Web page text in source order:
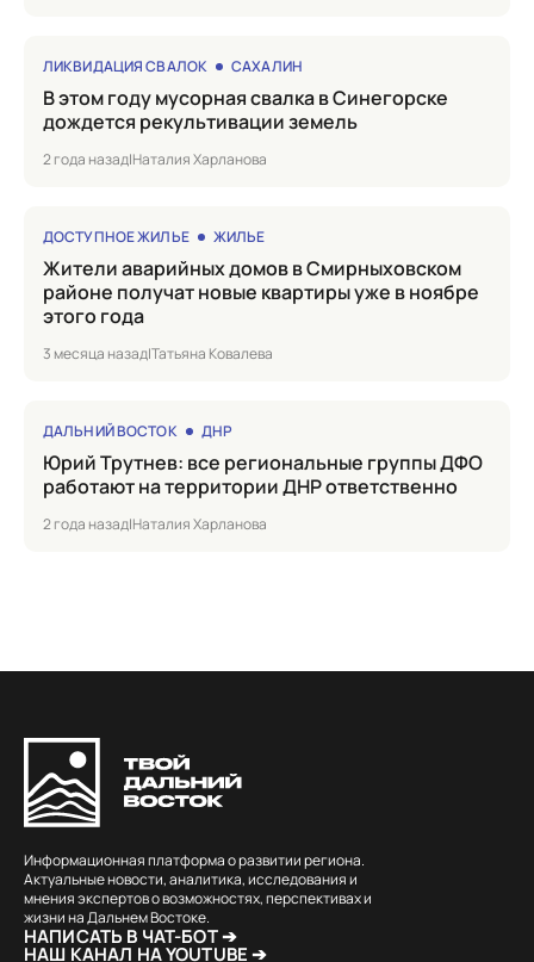
ЛИКВИДАЦИЯ СВАЛОК САХАЛИН
в этом году мусорная свалка в Синегорске
дождется рекультивации земель
2 года назад|Наталия Харланова
ДОСТУПНОЕ ЖИЛЬЕ ЖИЛЬЕ
Жители аварийных домов в Смирныховском
районе получат новые квартиры уже в ноябре
этого года
3 месяца назад|Татьяна Ковалева
ДАЛЬНИЙ ВОСТОК ДНР
Юрий Трутнев: все региональные группы ДФО
работают на территории ДНР ответственно
2 года назад|Наталия Харланова
Информационная платформа о развитии региона.
Актуальные новости, аналитика, исследования и
мнения экспертов о возможностях, перспективах и
жизни на Дальнем Востоке.
НАПИСАТЬ В ЧАТ-БОТ ➔
НАШ КАНАЛ НА YOUTUBE ➔